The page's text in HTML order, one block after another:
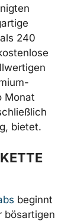
240
Monat
bietet.
beginnt